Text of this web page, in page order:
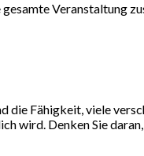
Veranstaltung
die Fähigkeit, viele
wird. Denken Sie